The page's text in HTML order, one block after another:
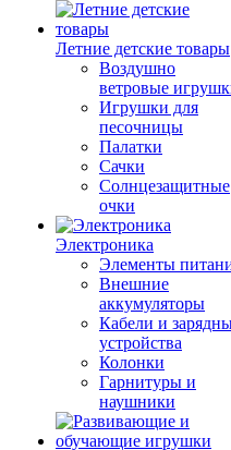
Летние детские товары
Воздушно
ветровые
Игрушки для
песочницы
Палатки
Сачки
Солнцезащитные
очки
Электроника
Элементы
Внешние
аккумуляторы
Кабели и
устройства
Колонки
Гарнитуры и
наушники